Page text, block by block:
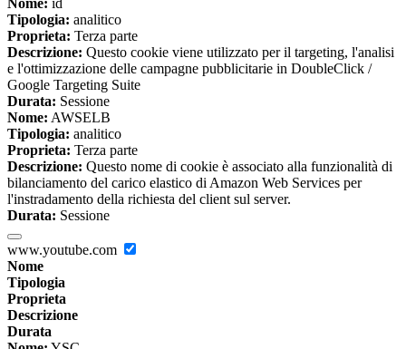
Nome: id
Tipologia: analitico
Proprieta: Terza parte
Descrizione: Questo cookie viene utilizzato per il targeting, l'analisi
e l'ottimizzazione delle campagne pubblicitarie in DoubleClick /
Google Targeting Suite
Durata: Sessione
Nome: AWSELB
Tipologia: analitico
Proprieta: Terza parte
Descrizione: Questo nome di cookie è associato alla funzionalità di
bilanciamento del carico elastico di Amazon Web Services per
l'instradamento della richiesta del client sul server.
Durata: Sessione
www.youtube.com
Nome
Tipologia
Proprieta
Descrizione
Durata